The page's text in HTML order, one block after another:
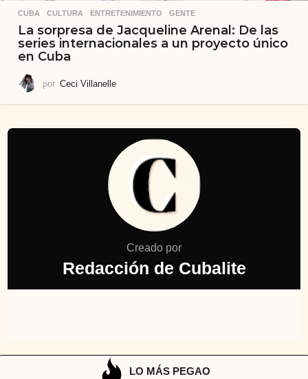
CUBA ,CULTURA ,ENTRETENIMIENTO ,GENTE
La sorpresa de Jacqueline Arenal: De las
series internacionales a un proyecto único
en Cuba
por Ceci Villanelle
Creado por
Redacción de Cubalite
LO MÁS PEGAO